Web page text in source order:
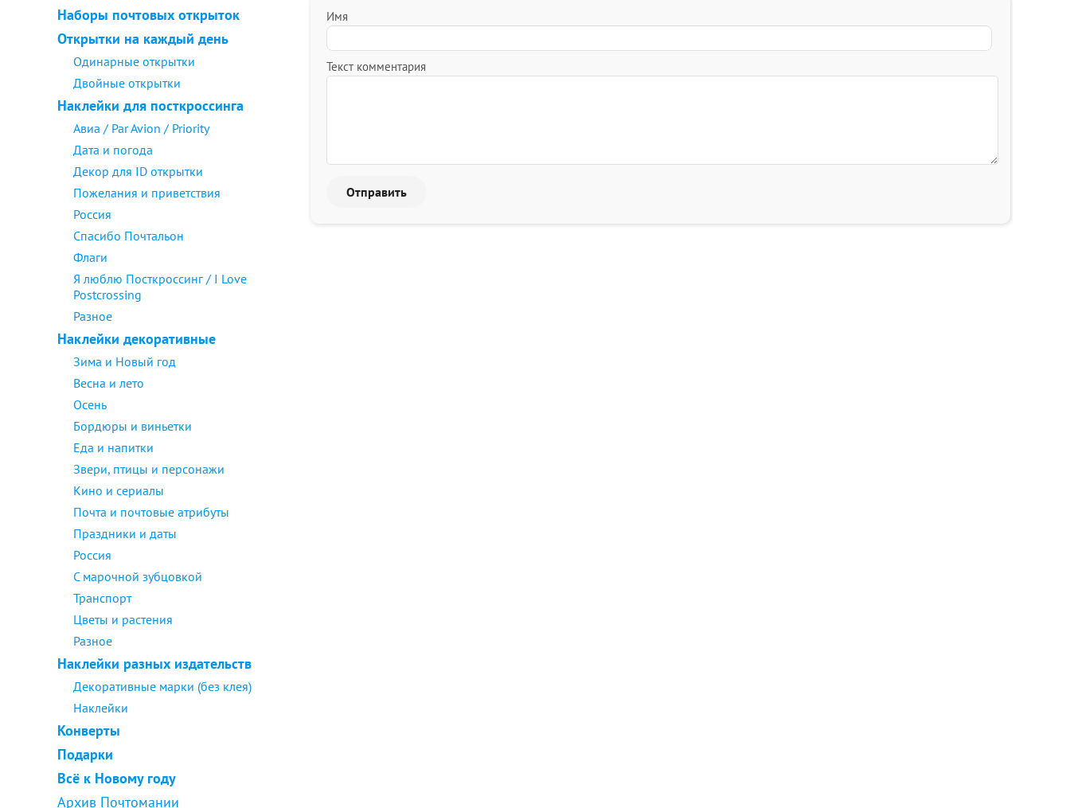
Наборы почтовых открыток
Открытки на каждый день
Одинарные открытки
Двойные открытки
Наклейки для посткроссинга
Авиа / Par Avion / Priority
Дата и погода
Декор для ID открытки
Пожелания и приветствия
Россия
Спасибо Почтальон
Флаги
Я люблю Посткроссинг / I Love
Postcrossing
Разное
Наклейки декоративные
Зима и Новый год
Весна и лето
Осень
Бордюры и виньетки
Еда и напитки
Звери, птицы и персонажи
Кино и сериалы
Почта и почтовые атрибуты
Праздники и даты
Россия
С марочной зубцовкой
Транспорт
Цветы и растения
Разное
Наклейки разных издательств
Декоративные марки (без клея)
Наклейки
Конверты
Подарки
Всё к Новому году
Архив Почтомании
Имя
Текст комментария